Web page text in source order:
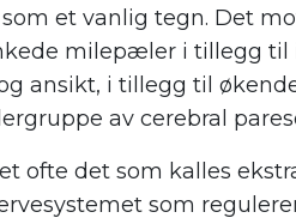
et vanlig tegn. Det
milepæler i tillegg til
ansikt, i tillegg til
av cerebral
ofte det som kalles
som